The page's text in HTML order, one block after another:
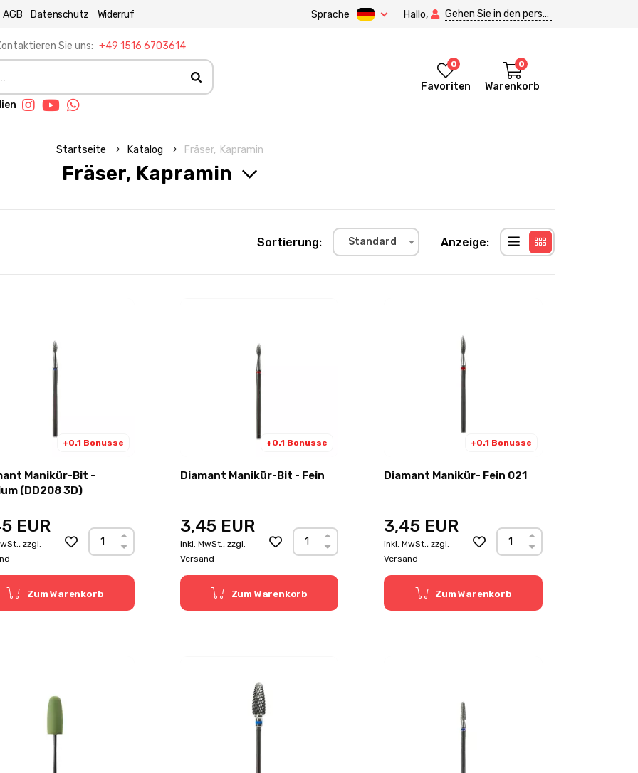
AGB Datenschutz Widerruf Sprache Hallo, Gehen Sie in den persönlichen Bereich.
Sie uns: +49 1516 6703614
0
Favoriten
0
Warenkorb
Startseite Katalog Fräser, Kapramin
Fräser, Kapramin
Sortierung: Standard Anzeige:
+0.1 Bonusse
Manikür-Bit -
Medium (DD208 3D)
EUR
zzgl.
Zum Warenkorb
+0.1 Bonusse
Diamant Manikür-Bit - Fein
3,45EUR
inkl. MwSt., zzgl.
Versand
Zum Warenkorb
+0.1 Bonusse
Diamant Manikür- Fein 021
3,45 EUR
inkl. MwSt., zzgl.
Versand
Zum Warenkorb